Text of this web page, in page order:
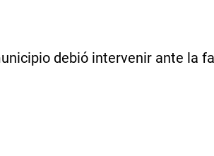
debió intervenir ante la